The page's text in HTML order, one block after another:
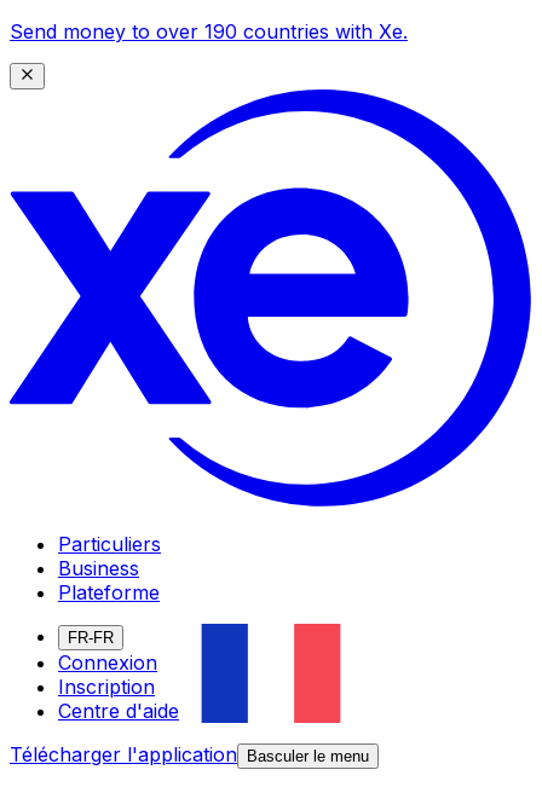
Send money to over 190 countries with Xe.
Particuliers
Business
Plateforme
FR-FR
Connexion
Inscription
Centre d'aide
Télécharger l'application
Basculer le menu